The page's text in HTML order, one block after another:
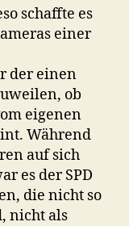
schaffte es
einer
der einen
ob
eigenen
Während
auf sich
es der SPD
die nicht so
nicht als